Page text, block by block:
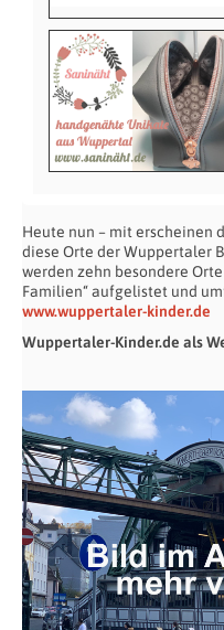
Heute nun – mit erscheinen
diese Orte der Wuppertaler
werden zehn besondere
Familien“ aufgelistet und
www.wuppertaler-kinder.de
Wuppertaler-Kinder.de als